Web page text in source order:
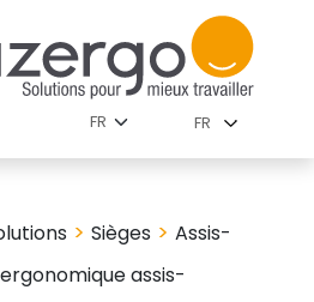
FR
>Sièges >Assis-
assis-